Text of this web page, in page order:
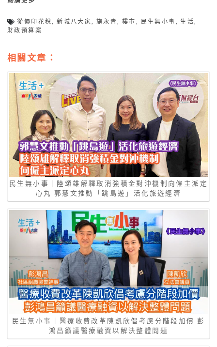
從價印花稅 ,新城八大家 ,施永青 ,樓市 民生無小事 生活
財政預算案
相關文章：
民生無小事｜陸頌雄解釋取消強積金對沖機制向僱主派定
心丸 郭慧文推動「跳島遊」活化旅遊經濟
民生無小事｜醫療收費改革陳凱欣倡考慮分階段加價 彭
鴻昌籲議醫療融資以解決整體問題